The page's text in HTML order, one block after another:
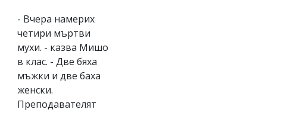
- Вчера намерих
четири мъртви
мухи. - казва Мишо
в клас. - Две бяха
мъжки и две баха
женски.
Преподавателят